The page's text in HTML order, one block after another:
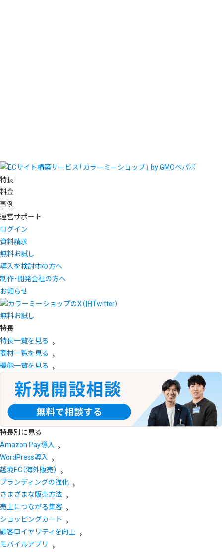
特長
料金
事例
運営サポート
ログイン
資料請求
無料お試し
導入を検討中の方へ
制作・開発会社の方へ
お知らせ
無料お試し
特長
特長一覧を見る
商材一覧を見る
機能一覧を見る
特長別に見る
Amazon Pay導入
WordPress導入
越境EC（海外販売）
ブランディングの強化
さまざまな販売方法
売上につながる集客
ショッピングカート
顧客ロイヤリティを向上
モバイルアプリ